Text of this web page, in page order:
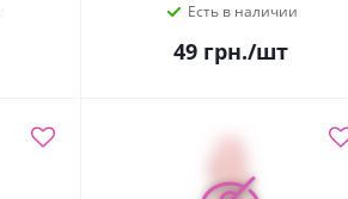
Есть в наличии
49грн./шт